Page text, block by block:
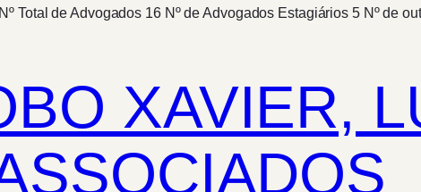
Total de Advogados 16 Nº de Advogados Estagiários 5 Nº
XAVIER,